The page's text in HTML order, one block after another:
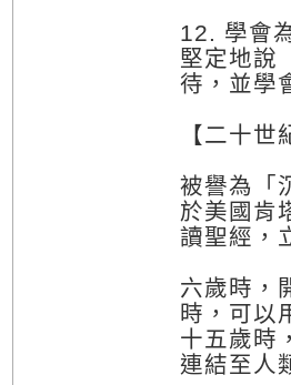
12. 學會
堅定地說
待，並學
【二十
被譽為「
於美國肯
讀聖經，
六歲時，
時，可以
十五歲時
連結至人